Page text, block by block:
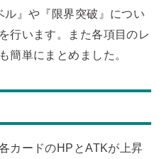
』や『限界突破』につい
行います。また各項目のレ
簡単にまとめました。
カードのHPとATKが上昇